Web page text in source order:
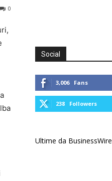
0
Social
3,006 Fans
238 Followers
Ultime da BusinessWire